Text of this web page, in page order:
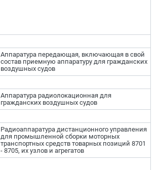
Аппаратура передающая, включающая в свой
состав приемную аппаратуру для гражданских
воздушных судов
Аппаратура радиолокационная для
гражданских воздушных судов
Радиоаппаратура дистанционного управления
для промышленной сборки моторных
транспортных средств товарных позиций 8701
- 8705, их узлов и агрегатов